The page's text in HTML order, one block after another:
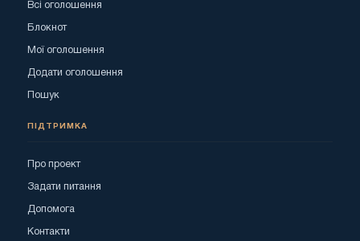
Всі оголошення
Блокнот
Мої оголошення
Додати оголошення
Пошук
ПІДТРИМКА
Про проект
Задати питання
Допомога
Контакти